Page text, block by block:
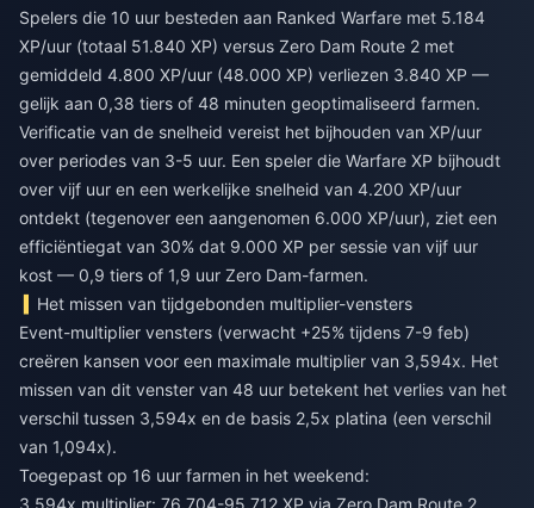
Spelers die 10 uur besteden aan Ranked Warfare met 5.184
XP/uur (totaal 51.840 XP) versus Zero Dam Route 2 met
gemiddeld 4.800 XP/uur (48.000 XP) verliezen 3.840 XP —
gelijk aan 0,38 tiers of 48 minuten geoptimaliseerd farmen.
Verificatie van de snelheid vereist het bijhouden van XP/uur
over periodes van 3-5 uur. Een speler die Warfare XP bijhoudt
over vijf uur en een werkelijke snelheid van 4.200 XP/uur
ontdekt (tegenover een aangenomen 6.000 XP/uur), ziet een
efficiëntiegat van 30% dat 9.000 XP per sessie van vijf uur
kost — 0,9 tiers of 1,9 uur Zero Dam-farmen.
Het missen van tijdgebonden multiplier-vensters
Event-multiplier vensters (verwacht +25% tijdens 7-9 feb)
creëren kansen voor een maximale multiplier van 3,594x. Het
missen van dit venster van 48 uur betekent het verlies van het
verschil tussen 3,594x en de basis 2,5x platina (een verschil
van 1,094x).
Toegepast op 16 uur farmen in het weekend:
3,594x multiplier: 76.704-95.712 XP via Zero Dam Route 2